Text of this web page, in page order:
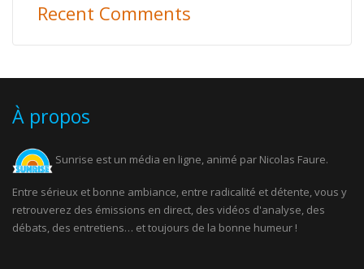
Recent Comments
À propos
Sunrise est un média en ligne, animé par Nicolas Faure.
Entre sérieux et bonne ambiance, entre radicalité et détente, vous y
retrouverez des émissions en direct, des vidéos d'analyse, des
débats, des entretiens… et toujours de la bonne humeur !